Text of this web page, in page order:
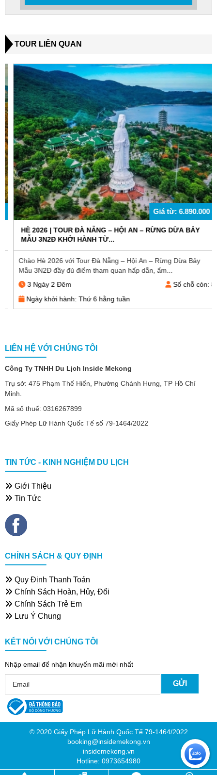
TOUR LIÊN QUAN
Giá từ: 6.890.000 đ
HÈ 2026 | TOUR ĐÀ NẴNG – HỘI AN – RỪNG DỪA BẢY
MẪU 3N2Đ KHỞI HÀNH TỪ...
Chào Hè 2026 với Tour Đà Nẵng – Hội An – Rừng Dừa Bảy
Mẫu 3N2Đ đầy đủ điểm tham quan hấp dẫn, ẩm...
3 Ngày 2 Đêm
Số chỗ còn: 8
Ngày khởi hành: Thứ 6 hằng tuần
LIÊN HỆ VỚI CHÚNG TÔI
Công Ty TNHH Du Lịch Inside Mekong
Trụ sở: 475 Phạm Thế Hiển, Phường Chánh Hưng, TP Hồ Chí
Minh.
Mã số thuế: 0316267899
Giấy Phép Lữ Hành Quốc Tế số 79-1464/2022
TIN TỨC - KINH NGHIỆM DU LỊCH
Giới Thiệu
Tin Tức
CHÍNH SÁCH & QUY ĐỊNH
Quy Định Thanh Toán
Chính Sách Hoàn, Hủy, Đổi
Chính Sách Trẻ Em
Lưu Ý Chung
KẾT NỐI VỚI CHÚNG TÔI
Nhập email để nhận khuyến mãi mới nhất
© 2020 Giấy Phép Lữ Hành Quốc Tế 79-1464/2022
booking@insidemekong.vn
insidemekong.vn
Hotline: 0973654980